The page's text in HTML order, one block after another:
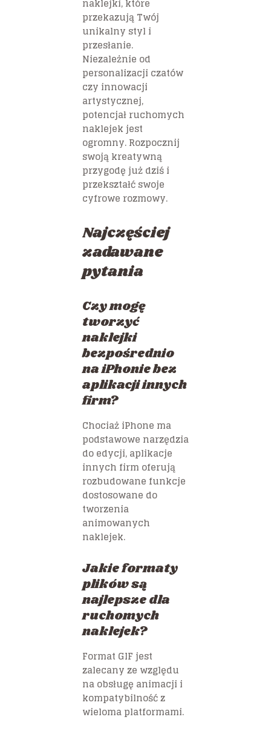
naklejki, które
przekazują Twój
unikalny styl i
przesłanie.
Niezależnie od
personalizacji czatów
czy innowacji
artystycznej,
potencjał ruchomych
naklejek jest
ogromny. Rozpocznij
swoją kreatywną
przygodę już dziś i
przekształć swoje
cyfrowe rozmowy.
Najczęściej
zadawane
pytania
Czy mogę
tworzyć
naklejki
bezpośrednio
na iPhonie bez
aplikacji innych
firm?
Chociaż iPhone ma
podstawowe narzędzia
do edycji, aplikacje
innych firm oferują
rozbudowane funkcje
dostosowane do
tworzenia
animowanych
naklejek.
Jakie formaty
plików są
najlepsze dla
ruchomych
naklejek?
Format GIF jest
zalecany ze względu
na obsługę animacji i
kompatybilność z
wieloma platformami.